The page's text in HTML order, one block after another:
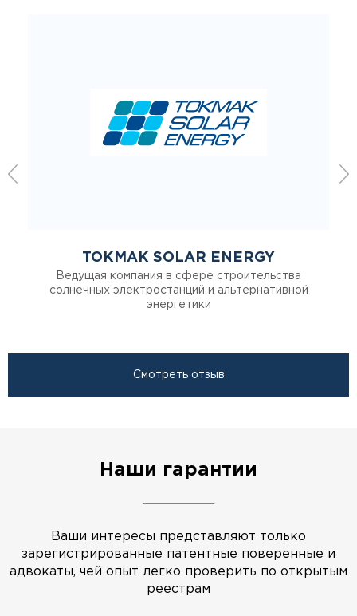
TOKMAK SOLAR ENERGY
Ведущая компания в сфере строительства
солнечных электростанций и альтернативной
энергетики
Смотреть отзыв
Наши гарантии
Ваши интересы представляют только
зарегистрированные патентные поверенные и
адвокаты, чей опыт легко проверить по открытым
реестрам